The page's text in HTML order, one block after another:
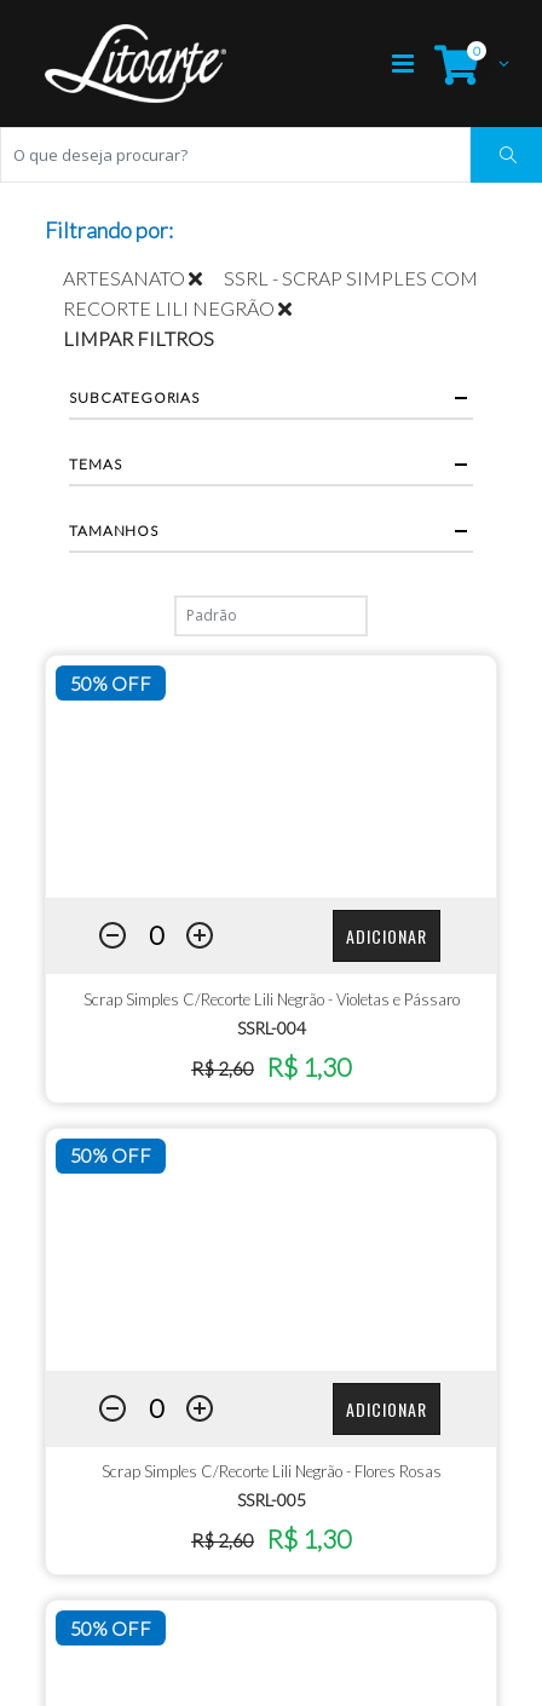
0
50% OFF
ADICIONAR
Scrap Simples C/Recorte Lili Negrão - Violetas e Pássaro
SSRL-004
R$ 2,60 R$ 1,30
50% OFF
ADICIONAR
Scrap Simples C/Recorte Lili Negrão - Flores Rosas
SSRL-005
R$ 2,60 R$ 1,30
50% OFF
Filtrando por:
ARTESANATO
SSRL - SCRAP SIMPLES COM
RECORTE LILI NEGRÃO
LIMPAR FILTROS
SUBCATEGORIAS
TEMAS
TAMANHOS